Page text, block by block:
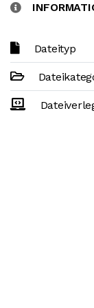
Dateityp